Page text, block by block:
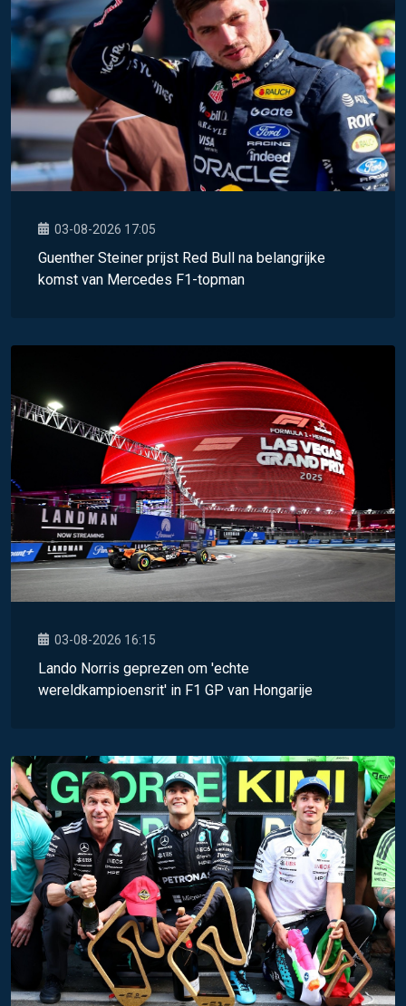
03-08-2026 17:05
Guenther Steiner prijst Red Bull na belangrijke
komst van Mercedes F1-topman
03-08-2026 16:15
Lando Norris geprezen om 'echte
wereldkampioensrit' in F1 GP van Hongarije